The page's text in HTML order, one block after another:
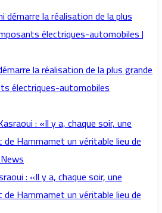
la réalisation de la plus grande
électriques-automobiles
: «Il y a, chaque soir, une
Hammamet un véritable lieu de